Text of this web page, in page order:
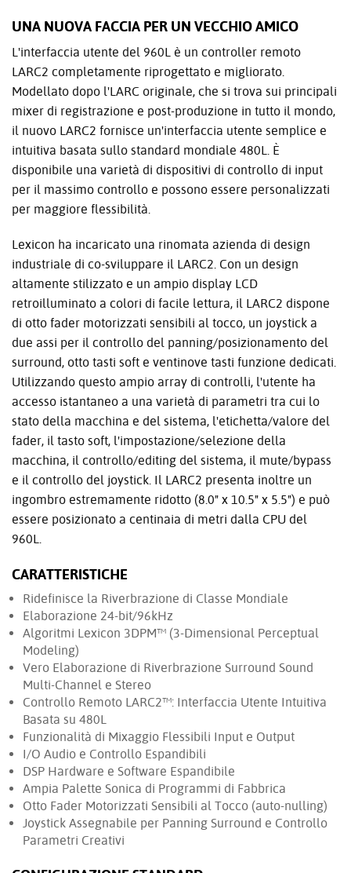
UNA NUOVA FACCIA PER UN VECCHIO AMICO
L'interfaccia utente del 960L è un controller remoto
LARC2 completamente riprogettato e migliorato.
Modellato dopo l'LARC originale, che si trova sui principali
mixer di registrazione e post-produzione in tutto il mondo,
il nuovo LARC2 fornisce un'interfaccia utente semplice e
intuitiva basata sullo standard mondiale 480L. È
disponibile una varietà di dispositivi di controllo di input
per il massimo controllo e possono essere personalizzati
per maggiore flessibilità.
Lexicon ha incaricato una rinomata azienda di design
industriale di co-sviluppare il LARC2. Con un design
altamente stilizzato e un ampio display LCD
retroilluminato a colori di facile lettura, il LARC2 dispone
di otto fader motorizzati sensibili al tocco, un joystick a
due assi per il controllo del panning/posizionamento del
surround, otto tasti soft e ventinove tasti funzione dedicati.
Utilizzando questo ampio array di controlli, l'utente ha
accesso istantaneo a una varietà di parametri tra cui lo
stato della macchina e del sistema, l'etichetta/valore del
fader, il tasto soft, l'impostazione/selezione della
macchina, il controllo/editing del sistema, il mute/bypass
e il controllo del joystick. Il LARC2 presenta inoltre un
ingombro estremamente ridotto (8.0" x 10.5" x 5.5") e può
essere posizionato a centinaia di metri dalla CPU del
960L.
CARATTERISTICHE
Ridefinisce la Riverbrazione di Classe Mondiale
Elaborazione 24-bit/96kHz
Algoritmi Lexicon 3DPM™ (3-Dimensional Perceptual
Modeling)
Vero Elaborazione di Riverbrazione Surround Sound
Multi-Channel e Stereo
Controllo Remoto LARC2™: Interfaccia Utente Intuitiva
Basata su 480L
Funzionalità di Mixaggio Flessibili Input e Output
I/O Audio e Controllo Espandibili
DSP Hardware e Software Espandibile
Ampia Palette Sonica di Programmi di Fabbrica
Otto Fader Motorizzati Sensibili al Tocco (auto-nulling)
Joystick Assegnabile per Panning Surround e Controllo
Parametri Creativi